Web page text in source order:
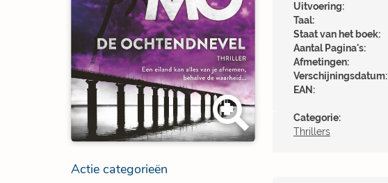
Actie categorieën
Uitvoering:
Taal:
Staat van het boek:
Aantal Pagina's:
Afmetingen:
Verschijningsdatum:
EAN:
Categorie:
Thrillers